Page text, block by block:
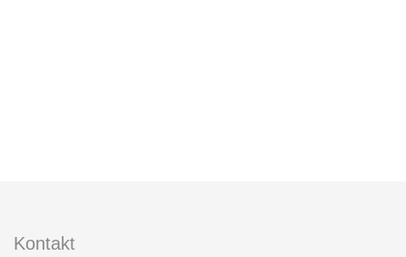
Kontakt